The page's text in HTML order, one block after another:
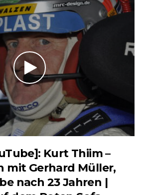
Kurt Thiim –
mit Gerhard Müller,
nach 23 Jahren |